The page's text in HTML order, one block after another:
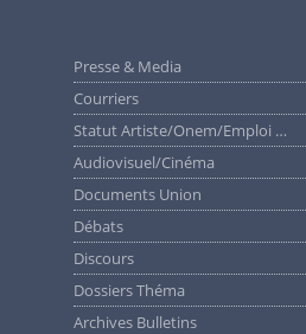
Presse & Media
Courriers
Statut Artiste/Onem/Emploi …
Audiovisuel/cinéma
Documents Union
Débats
Discours
Dossiers Théma
Archives Bulletins